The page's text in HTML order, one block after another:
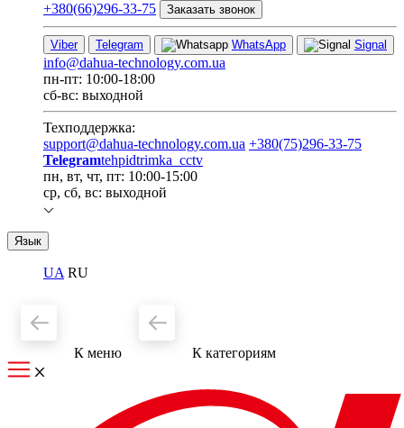
+380(66)296-33-75
Заказать звонок
Viber Telegram WhatsApp Signal
info@dahua-technology.com.ua
пн-пт: 10:00-18:00
сб-вс: выходной
Техподдержка:
support@dahua-technology.com.ua +380(75)296-33-75
Telegramtehpidtrimka_cctv
пн, вт, чт, пт: 10:00-15:00
ср, сб, вс: выходной
Язык
UA RU
К меню К категориям